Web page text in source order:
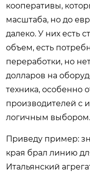
кооперативы,
масштаба, но до
далеко. У них есть
объем, есть
переработки, но
долларов на
техника, особенно
производителей с
логичным выбором.
Приведу пример:
края брал линию
Итальянский